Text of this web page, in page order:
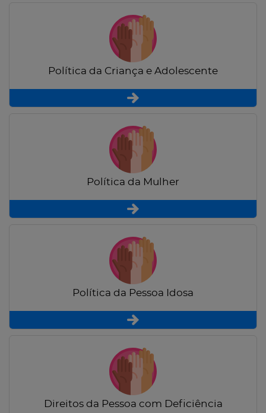
Política da Criança e Adolescente
Política da Mulher
Política da Pessoa Idosa
Direitos da Pessoa com Deficiência